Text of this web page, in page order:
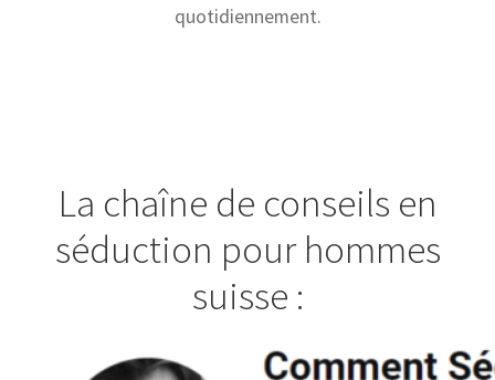
quotidiennement.
La chaîne de conseils en
séduction pour hommes
suisse :